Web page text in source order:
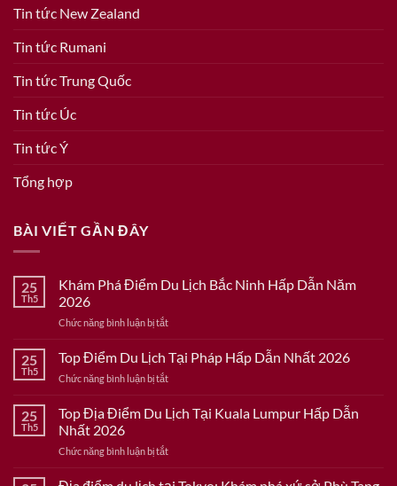
Tin tức New Zealand
Tin tức Rumani
Tin tức Trung Quốc
Tin tức Úc
Tin tức Ý
Tổng hợp
BÀI VIẾT GẦN ĐÂY
25
Th5
Khám Phá Điểm Du Lịch Bắc Ninh Hấp Dẫn Năm
2026
Chức năng bình luận bị tắtở
Phá
Điểm
Du
Bắc
Dẫn
25
Th5
Top Điểm Du Lịch Tại Pháp Hấp Dẫn Nhất 2026
Chức năng bình luận bị tắtở
Điểm
Du
Tại
Hấp
25
Th5
Top Địa Điểm Du Lịch Tại Kuala Lumpur Hấp Dẫn
Nhất 2026
Chức năng bình luận bị tắtở
Địa